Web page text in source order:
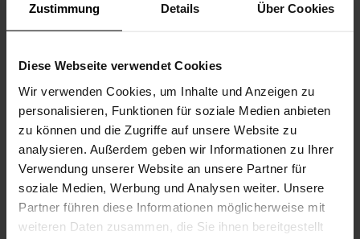
Zustimmung Details Über Cookies
Diese Webseite verwendet Cookies
Wir verwenden Cookies, um Inhalte und Anzeigen zu
personalisieren, Funktionen für soziale Medien anbieten
zu können und die Zugriffe auf unsere Website zu
analysieren. Außerdem geben wir Informationen zu Ihrer
Verwendung unserer Website an unsere Partner für
soziale Medien, Werbung und Analysen weiter. Unsere
Partner führen diese Informationen möglicherweise mit
weiteren Daten zusammen, die Sie ihnen bereitgestellt
KONTAKT
Gartenbau & Floristik Buchner
Buchner, Erich
Marktplatz 6
84066 Mallersdorf-Pfaffenberg
08772-10 00